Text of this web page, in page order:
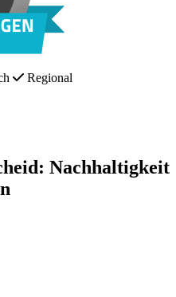
Regional
Nachhaltigkeit